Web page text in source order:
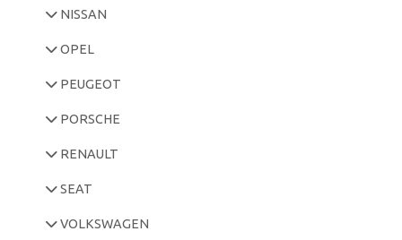
NISSAN
OPEL
PEUGEOT
PORSCHE
RENAULT
SEAT
VOLKSWAGEN